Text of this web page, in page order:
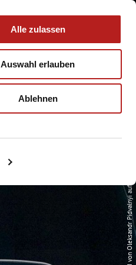
Alle zulassen
Auswahl erlauben
Ablehnen
Buchen
© Bild von Oleksandr Pidvalnyi auf Pixabay